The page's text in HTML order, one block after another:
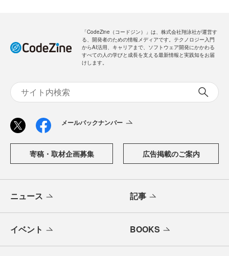
「CodeZine（コードジン）」は、株式会社翔泳社が運営す
る、開発者のための情報メディアです。テクノロジー入門
からAI活用、キャリアまで、ソフトウェア開発にかかわる
すべての人の学びと成長を支える最新情報と実践知をお届
けします。
メールバックナンバー
寄稿・取材企画募集 広告掲載のご案内
ニュース 記事
イベント BOOKS